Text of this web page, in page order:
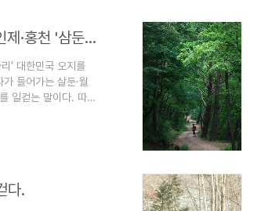
[주간조선] 이야기가 있는 소읍(小邑) 기행 12 / 강원도 인제·홍천 '삼둔사가리'
’ 대한민국 오지를
들어가는 살둔·월
일컫는 말이다. 따로
원도 인제군 기린
다.